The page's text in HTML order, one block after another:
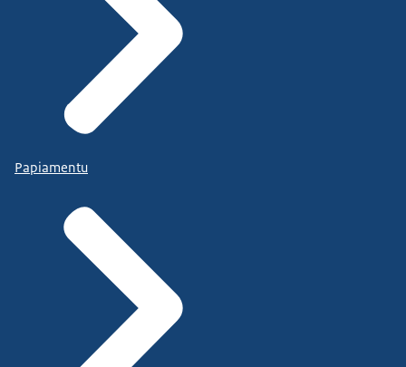
Papiamentu